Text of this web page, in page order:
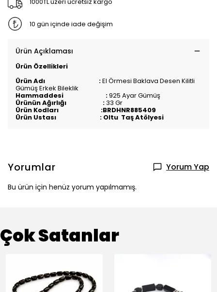
10 gün içinde iade değişim
Ürün Açıklaması
Ürün Özellikleri
Ürün Adı :El Örmesi Baklava Desen Kilitli
Gümüş Erkek Bileklik
Hammaddesi :925 Ayar Gümüş
Ürünün Ağırlığı :33 Gr
Ürün Kodları :BRDHNR885409
Ürün Ustası : Oltu Taş Atölyesi
Yorumlar Yorum Yap
Bu ürün için henüz yorum yapılmamış.
Çok Satanlar